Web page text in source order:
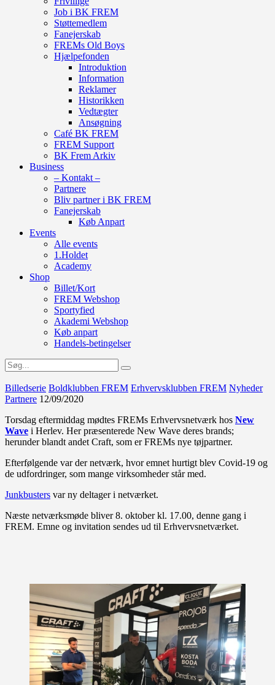
Job i BK FREM
Støttemedlem
Fanejerskab
FREMs Old Boys
Hjælpefonden
Introduktion
Information
Reklamer
Historikken
Vedtægter
Ansøgning
Café BK FREM
FREM Support
BK Frem Arkiv
Business
– Kontakt –
Partnere
Bliv partner i BK FREM
Fanejerskab
Køb Anpart
Events
Alle events
1.Holdet
Academy
Shop
Billet/Kort
FREM Webshop
Sportyfied
Akademi Webshop
Køb anpart
Handels-betingelser
Billedserie Boldklubben FREM Erhvervsklubben FREM Nyheder
Partnere 12/09/2020
Torsdag eftermiddag mødtes FREMs Erhvervsnetværk hos New
Wave i Herlev. Her præsenterede New Wave deres brands;
herunder blandt andet Craft, som er FREMs nye tøjpartner.
Efterfølgende var der netværk, hvor emnet hurtigt blev Covid-19 og
de udfordringer, som mange virksomheder står med.
Junkbusters var ny deltager i netværket.
Næste netværksmøde bliver 8. oktober kl. 17.00, denne gang i
FREM. Emne og invitation sendes ud til Erhvervsnetværket.